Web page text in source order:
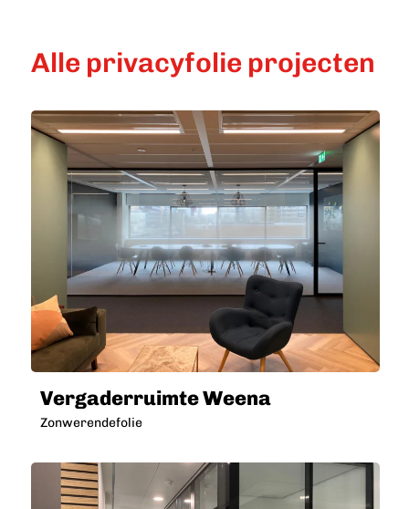
Alle privacyfolie projecten
Vergaderruimte Weena
Zonwerendefolie